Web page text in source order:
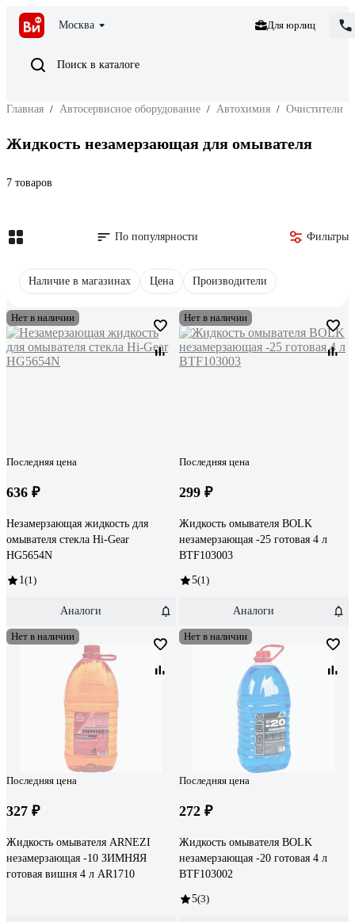
Москва Для юрлиц
Поиск в каталоге
Главная / Автосервисное оборудование / Автохимия / Очистители
Жидкость незамерзающая для омывателя
7 товаров
По популярности Фильтры
Наличие в магазинах Цена Производители
Нет в наличии
Последняя цена
636 ₽
Незамерзающая жидкость для
омывателя стекла Hi-Gear
HG5654N
1 (1)
Аналоги
Нет в наличии
Последняя цена
299 ₽
Жидкость омывателя BOLK
незамерзающая -25 готовая 4 л
BTF103003
5(1)
Аналоги
Нет в наличии
Последняя цена
327 ₽
Жидкость омывателя ARNEZI
незамерзающая -10 ЗИМНЯЯ
готовая вишня 4 л AR1710
Нет в наличии
Последняя цена
272 ₽
Жидкость омывателя BOLK
незамерзающая -20 готовая 4 л
BTF103002
5(3)